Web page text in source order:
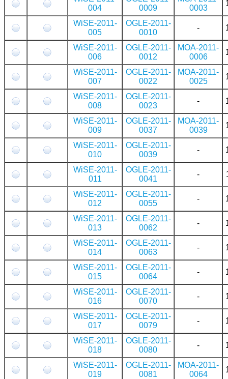
004
0009
0003
WiSE-2011-
005
OGLE-2011-
0010
-
WiSE-2011-
006
OGLE-2011-
0012
MOA-2011-
0006
WiSE-2011-
007
OGLE-2011-
0022
MOA-2011-
0025
WiSE-2011-
008
OGLE-2011-
0023
-
WiSE-2011-
009
OGLE-2011-
0037
MOA-2011-
0039
WiSE-2011-
010
OGLE-2011-
0039
-
WiSE-2011-
011
OGLE-2011-
0041
-
WiSE-2011-
012
OGLE-2011-
0055
-
WiSE-2011-
013
OGLE-2011-
0062
-
WiSE-2011-
014
OGLE-2011-
0063
-
WiSE-2011-
015
OGLE-2011-
0064
-
WiSE-2011-
016
OGLE-2011-
0070
-
WiSE-2011-
017
OGLE-2011-
0079
-
WiSE-2011-
018
OGLE-2011-
0080
-
WiSE-2011-
019
OGLE-2011-
0081
MOA-2011-
0064